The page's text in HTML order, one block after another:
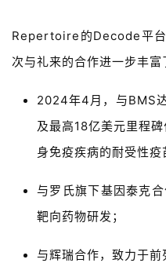
药
时
代
Repertoire的Decode平
次与礼来的合作进一步丰富
2024年4 月，与BMS
及最高18亿美元里程
身免疫疾病的耐受性疫
与罗氏旗下基因泰克
靶向药物研发；
与辉瑞合作，致力于前